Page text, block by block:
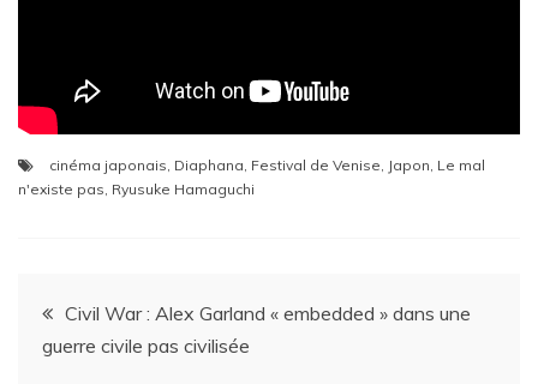
cinéma japonais Diaphana Festival de Venise Japon Le mal
n'existe pas Ryusuke Hamaguchi
Navigation
de
Civil War : Alex Garland « embedded » dans une
guerre civile pas civilisée